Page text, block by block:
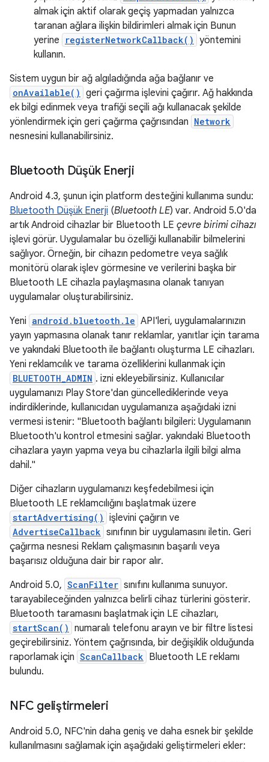
almak için aktif olarak geçiş yapmadan yalnızca
taranan ağlara ilişkin bildirimleri almak için Bunun
yerine
registerNetworkCallback() yöntemini
kullanın.
Sistem uygun bir ağ algıladığında ağa bağlanır ve
onAvailable() geri çağırma işlevini çağırır. Ağ hakkında
ek bilgi edinmek veya trafiği seçili ağı kullanacak şekilde
yönlendirmek için geri çağırma çağrısından Network
nesnesini kullanabilirsiniz.
Bluetooth Düşük Enerji
Android 4.3, şunun için platform desteğini kullanıma sundu:
Bluetooth Düşük Enerji (Bluetooth LE) var. Android 5.0'da
artık Android cihazlar bir Bluetooth LE çevre birimi cihazı
işlevi görür. Uygulamalar bu özelliği kullanabilir bilmelerini
sağlıyor. Örneğin, bir cihazın pedometre veya sağlık
monitörü olarak işlev görmesine ve verilerini başka bir
Bluetooth LE cihazla paylaşmasına olanak tanıyan
uygulamalar oluşturabilirsiniz.
Yeni android.bluetooth.le API'leri, uygulamalarınızın
yayın yapmasına olanak tanır reklamlar, yanıtlar için tarama
ve yakındaki Bluetooth ile bağlantı oluşturma LE cihazları.
Yeni reklamcılık ve tarama özelliklerini kullanmak için
BLUETOOTH_ADMIN . izni ekleyebilirsiniz. Kullanıcılar
uygulamanızı Play Store'dan güncellediklerinde veya
indirdiklerinde, kullanıcıdan uygulamanıza aşağıdaki izni
vermesi istenir: "Bluetooth bağlantı bilgileri: Uygulamanın
Bluetooth'u kontrol etmesini sağlar. yakındaki Bluetooth
cihazlara yayın yapma veya bu cihazlarla ilgili bilgi alma
dahil."
Diğer cihazların uygulamanızı keşfedebilmesi için
Bluetooth LE reklamcılığını başlatmak üzere
startAdvertising() işlevini çağırın ve
AdvertiseCallback sınıfının bir uygulamasını iletin. Geri
çağırma nesnesi Reklam çalışmasının başarılı veya
başarısız olduğuna dair bir rapor alır.
Android 5.0, ScanFilter sınıfını kullanıma sunuyor.
tarayabileceğinden yalnızca belirli cihaz türlerini gösterir.
Bluetooth taramasını başlatmak için LE cihazları,
startScan() numaralı telefonu arayın ve bir filtre listesi
geçirebilirsiniz. Yöntem çağrısında, bir değişiklik olduğunda
raporlamak için ScanCallback Bluetooth LE reklamı
bulundu.
NFC geliştirmeleri
Android 5.0, NFC'nin daha geniş ve daha esnek bir şekilde
kullanılmasını sağlamak için aşağıdaki geliştirmeleri ekler: